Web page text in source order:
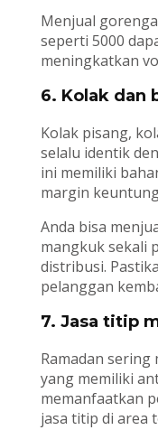
Menjual
seperti 5000
meningkatkan
6. Kolak dan
Kolak pisang,
selalu identik
ini memiliki
margin
Anda bisa
mangkuk sekali
distribusi.
pelanggan
7. Jasa titip
Ramadan
yang memiliki
memanfaatkan
jasa titip di area